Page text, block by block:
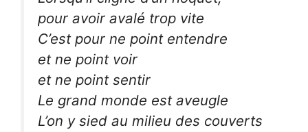
pour avoir avalé trop vite
C’est pour ne point entendre
et ne point voir
et ne point sentir
Le grand monde est aveugle
L’on y sied au milieu des couverts